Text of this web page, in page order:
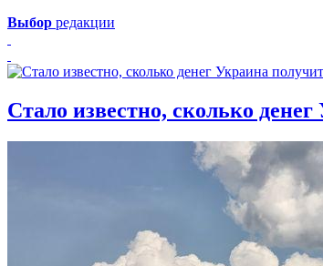
Выбор редакции
Стало известно, сколько